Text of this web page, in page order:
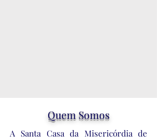
Quem Somos
A Santa Casa da Misericórdia de